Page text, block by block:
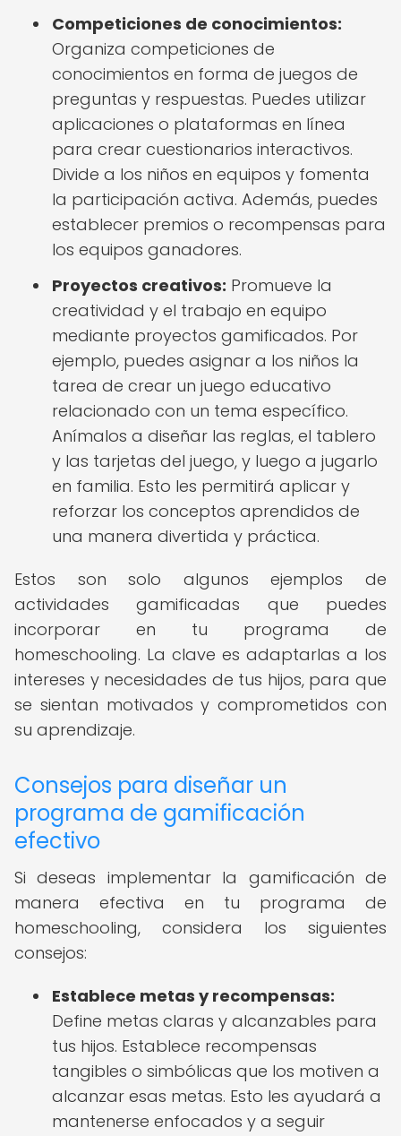
Competiciones de conocimientos:
Organiza competiciones de
conocimientos en forma de juegos de
preguntas y respuestas. Puedes utilizar
aplicaciones o plataformas en línea
para crear cuestionarios interactivos.
Divide a los niños en equipos y fomenta
la participación activa. Además, puedes
establecer premios o recompensas para
los equipos ganadores.
Proyectos creativos: Promueve la
creatividad y el trabajo en equipo
mediante proyectos gamificados. Por
ejemplo, puedes asignar a los niños la
tarea de crear un juego educativo
relacionado con un tema específico.
Anímalos a diseñar las reglas, el tablero
y las tarjetas del juego, y luego a jugarlo
en familia. Esto les permitirá aplicar y
reforzar los conceptos aprendidos de
una manera divertida y práctica.
Estos son solo algunos ejemplos de
actividades gamificadas que puedes
incorporar en tu programa de
homeschooling. La clave es adaptarlas a los
intereses y necesidades de tus hijos, para que
se sientan motivados y comprometidos con
su aprendizaje.
Consejos para diseñar un
programa de gamificación
efectivo
Si deseas implementar la gamificación de
manera efectiva en tu programa de
homeschooling, considera los siguientes
consejos:
Establece metas y recompensas:
Define metas claras y alcanzables para
tus hijos. Establece recompensas
tangibles o simbólicas que los motiven a
alcanzar esas metas. Esto les ayudará a
mantenerse enfocados y a seguir